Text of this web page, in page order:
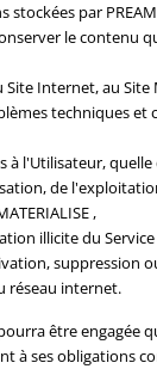
par
le contenu
Internet, au
techniques et
à l'Utilisateur,
de
,
illicite du Service
suppression
réseau internet.
être engagée
à ses obligations